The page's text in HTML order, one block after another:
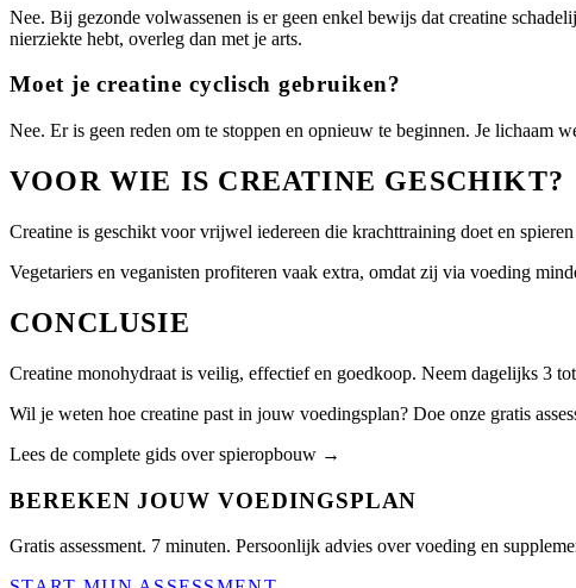
Nee. Bij gezonde volwassenen is er geen enkel bewijs dat creatine
nierziekte hebt, overleg dan met je arts.
Moet je creatine cyclisch gebruiken?
Nee. Er is geen reden om te stoppen en opnieuw te beginnen. Je lichaam
VOOR WIE IS CREATINE GESCHIKT?
Creatine is geschikt voor vrijwel iedereen die krachttraining doet en
Vegetariers en veganisten profiteren vaak extra, omdat zij via voeding
CONCLUSIE
Creatine monohydraat is veilig, effectief en goedkoop. Neem dagelijks 3
Wil je weten hoe creatine past in jouw voedingsplan? Doe onze gratis
Lees de complete gids over spieropbouw →
BEREKEN JOUW VOEDINGSPLAN
Gratis assessment. 7 minuten. Persoonlijk advies over voeding en